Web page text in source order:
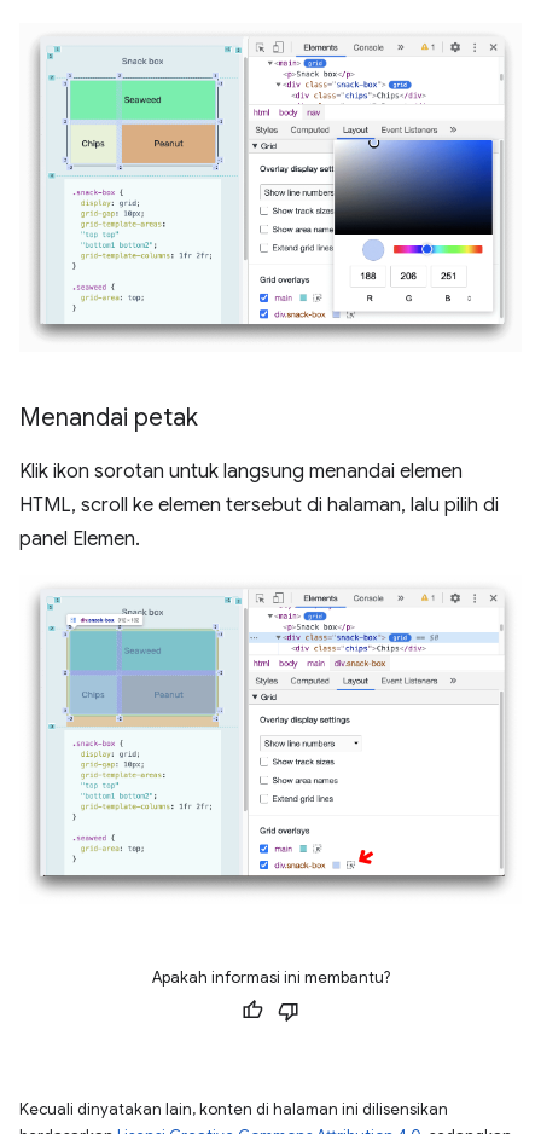
Menandai petak
Klik ikon sorotan untuk langsung menandai elemen
HTML, scroll ke elemen tersebut di halaman, lalu pilih di
panel Elemen.
Apakah informasi ini membantu?
Kecuali dinyatakan lain, konten di halaman ini dilisensikan